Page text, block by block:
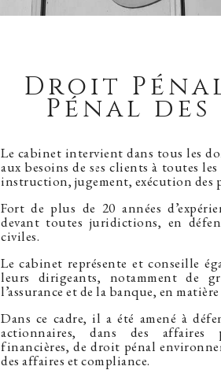
Droit
Pénal
Le cabinet intervient dans tous les
aux besoins de ses clients à toutes
instruction, jugement, exécution des
Fort de plus de 20 années
devant toutes juridictions, en
civiles.
Le cabinet représente et conseille
leurs dirigeants, notamment de
l’assurance et de la banque, en
Dans ce cadre, il a été amené à
actionnaires, dans des affaires
financières, de droit pénal
des affaires et compliance.